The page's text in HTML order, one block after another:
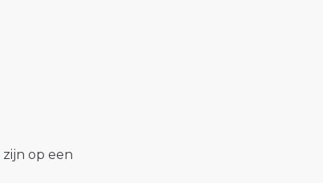
zijn op een